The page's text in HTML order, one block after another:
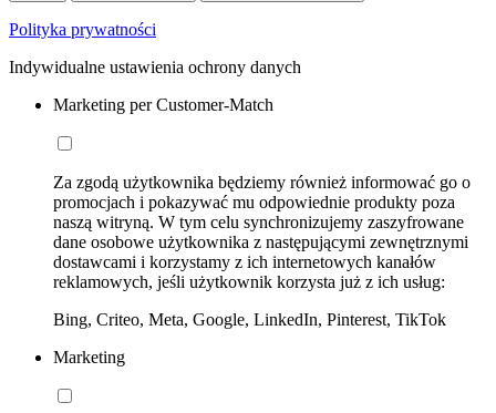
Polityka prywatności
Indywidualne ustawienia ochrony danych
Marketing per Customer-Match
Za zgodą użytkownika będziemy również informować go o
promocjach i pokazywać mu odpowiednie produkty poza
naszą witryną. W tym celu synchronizujemy zaszyfrowane
dane osobowe użytkownika z następującymi zewnętrznymi
dostawcami i korzystamy z ich internetowych kanałów
reklamowych, jeśli użytkownik korzysta już z ich usług:
Bing, Criteo, Meta, Google, LinkedIn, Pinterest, TikTok
Marketing